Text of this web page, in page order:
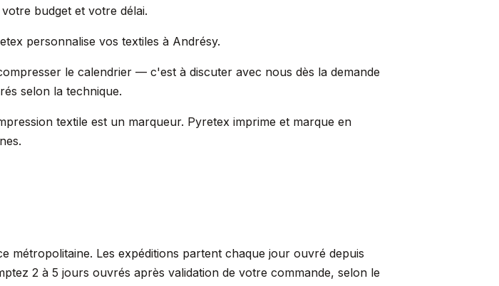
budget et votre délai.
personnalise vos textiles à Andrésy.
le calendrier — c'est à discuter avec nous dès la demande
selon la technique.
textile est un marqueur. Pyretex imprime et marque en
métropolitaine. Les expéditions partent chaque jour ouvré depuis
2 à 5 jours ouvrés après validation de votre commande, selon le